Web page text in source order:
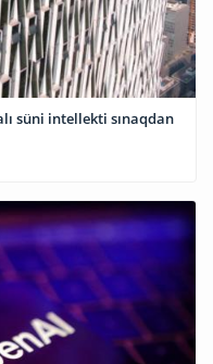
süni intellekti sınaqdan